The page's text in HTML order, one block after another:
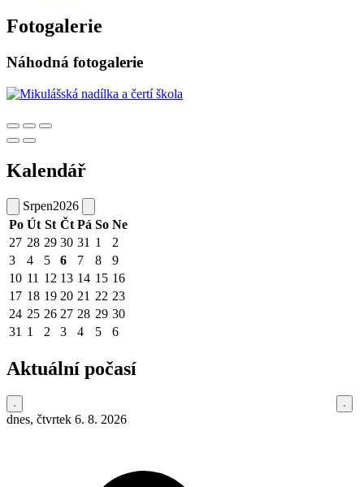
Fotogalerie
Náhodná fotogalerie
Kalendář
Srpen2026
Po Út St Čt Pá So Ne
27 28 29 30 31 1
2
3
4 5 6 7 8
9
10 11 12 13 14 15 16
17 18 19 20 21 22 23
24 25 26 27 28 29 30
31 1 2 3 4 5 6
Aktuální počasí
dnes, čtvrtek 6. 8. 2026